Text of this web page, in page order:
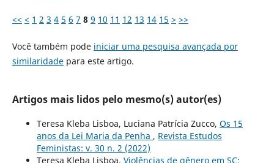
<< < 1 2 3 4 5 6 7 8 9 10 11 12 13 14 15 > >>
Você também pode iniciar uma pesquisa avançada por
similaridadepara este artigo.
Artigos mais lidos pelo mesmo(s) autor(es)
Teresa Kleba Lisboa, Luciana Patrícia Zucco, Os 15
anos da Lei Maria da Penha , Revista Estudos
Feministas: v. 30 n. 2 (2022)
Teresa Kleba Lisboa, Violências de gênero em SC: